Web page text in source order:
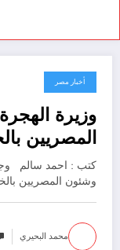
17 فبراير، 2024
أخبار مصر
وزيرة
المصريين
المقبل
كتب : احمد سالم
وشئون المصريين
محمد البحيري